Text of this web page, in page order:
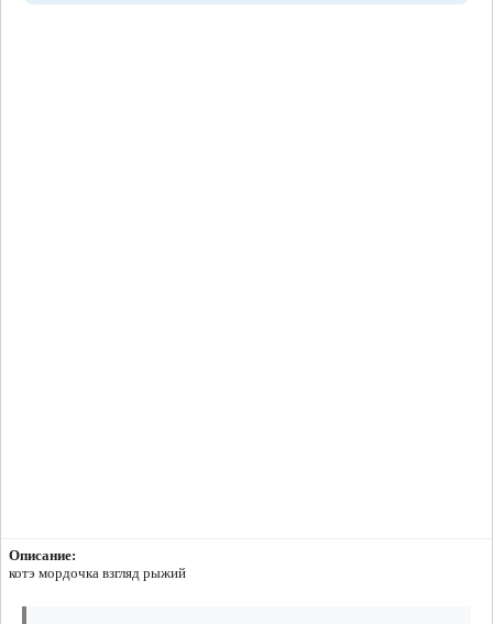
Описание:
котэ мордочка взгляд рыжий